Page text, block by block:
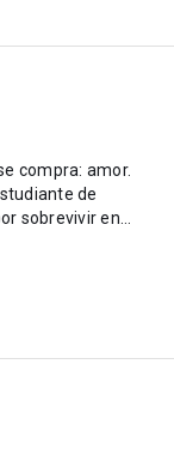
compra: amor.
de
sobrevivir en